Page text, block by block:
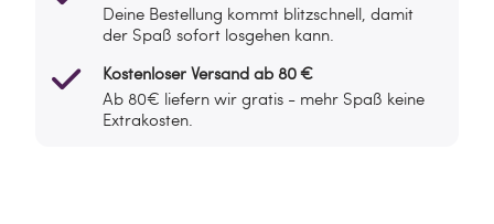
Deine Bestellung kommt blitzschnell, damit
der Spaß sofort losgehen kann.
Kostenloser Versand ab 80 €
Ab 80€ liefern wir gratis - mehr Spaß keine
Extrakosten.